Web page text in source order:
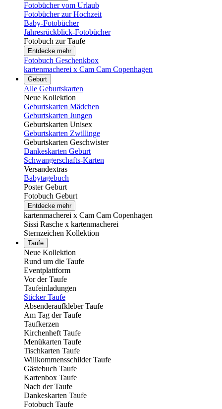
Fotobücher vom Urlaub
Fotobücher zur Hochzeit
Baby-Fotobücher
Jahresrückblick-Fotobücher
Fotobuch zur Taufe
Entdecke mehr
Fotobuch Geschenkbox
kartenmacherei x Cam Cam Copenhagen
Geburt
Alle Geburtskarten
Neue Kollektion
Geburtskarten Mädchen
Geburtskarten Jungen
Geburtskarten Unisex
Geburtskarten Zwillinge
Geburtskarten Geschwister
Dankeskarten Geburt
Schwangerschafts-Karten
Versandextras
Babytagebuch
Poster Geburt
Fotobuch Geburt
Entdecke mehr
kartenmacherei x Cam Cam Copenhagen
Sissi Rasche x kartenmacherei
Sternzeichen Kollektion
Taufe
Neue Kollektion
Rund um die Taufe
Eventplattform
Vor der Taufe
Taufeinladungen
Sticker Taufe
Absenderaufkleber Taufe
Am Tag der Taufe
Taufkerzen
Kirchenheft Taufe
Menükarten Taufe
Tischkarten Taufe
Willkommensschilder Taufe
Gästebuch Taufe
Kartenbox Taufe
Nach der Taufe
Dankeskarten Taufe
Fotobuch Taufe